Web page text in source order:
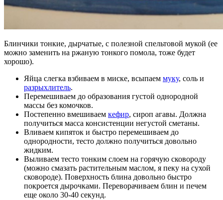
Блинчики тонкие, дырчатые, с полезной спельтовой мукой (ее
можно заменить на ржаную тонкого помола, тоже будет
хорошо).
Яйца слегка взбиваем в миске, всыпаем муку, соль и
разрыхлитель.
Перемешиваем до образования густой однородной
массы без комочков.
Постепенно вмешиваем кефир, сироп агавы. Должна
получиться масса консистенции негустой сметаны.
Вливаем кипяток и быстро перемешиваем до
однородности, тесто должно получиться довольно
жидким.
Выливаем тесто тонким слоем на горячую сковороду
(можно смазать растительным маслом, я пеку на сухой
сковороде). Поверхность блина довольно быстро
покроется дырочками. Переворачиваем блин и печем
еще около 30-40 секунд.